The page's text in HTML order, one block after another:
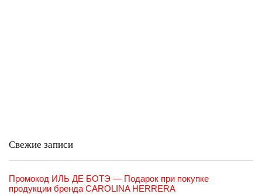
Свежие записи
Промокод ИЛЬ ДЕ БОТЭ — Подарок при покупке
продукции бренда CAROLINA HERRERA